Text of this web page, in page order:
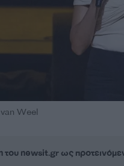
Weel
του newsit.gr ως